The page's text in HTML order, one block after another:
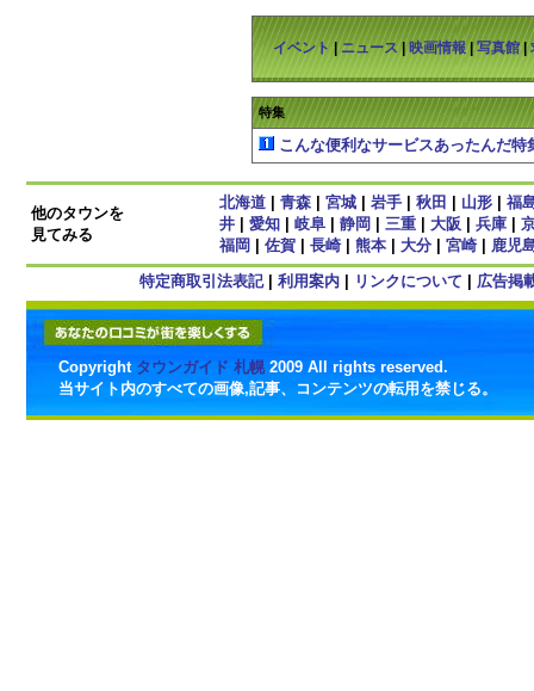
イベント|ニュース|映画情報|写真館|
特集
こんな便利なサービスあったんだ特
他のタウンを
見てみる
北海道 青森 宮城 岩手 秋田 山形
福
井
愛知 岐阜 静岡 三重 大阪 兵庫
福岡
佐賀 長崎| 熊本 大分 宮崎| 鹿児
特定商取引法表記| 利用案内| リンクについて 広告掲
Copyright タウンガイド 札幌 2009 All rights reserved.
当サイト内のすべての画像,記事、コンテンツの転用を禁じる。